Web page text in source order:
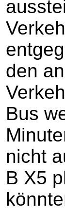
den
Bus
nicht
B X5